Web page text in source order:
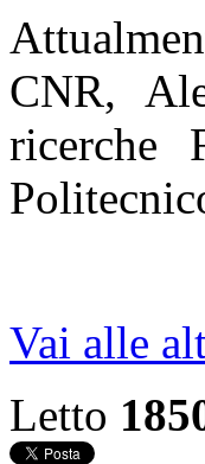
CNR,
ricerche
Vai alle
Letto